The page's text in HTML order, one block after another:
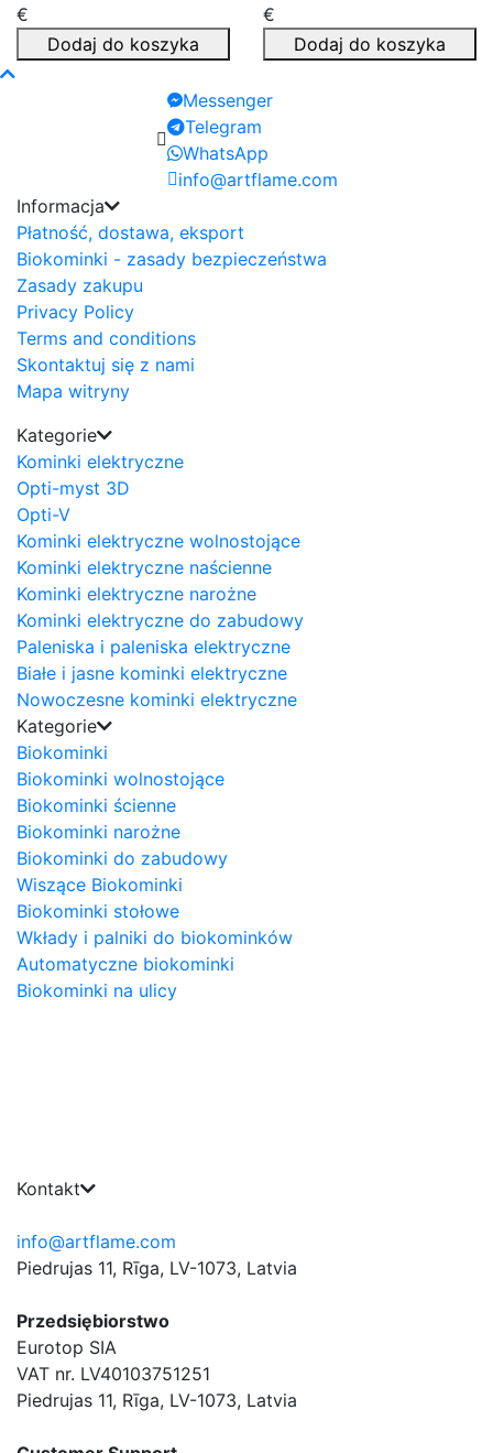
€
Dodaj do koszyka
€
Dodaj do koszyka
Messenger
Telegram
WhatsApp
info@artflame.com
Informacja
Płatność, dostawa, eksport
Biokominki - zasady bezpieczeństwa
Zasady zakupu
Privacy Policy
Terms and conditions
Skontaktuj się z nami
Mapa witryny
Kategorie
Kominki elektryczne
Opti-myst 3D
Opti-V
Kominki elektryczne wolnostojące
Kominki elektryczne naścienne
Kominki elektryczne narożne
Kominki elektryczne do zabudowy
Paleniska i paleniska elektryczne
Białe i jasne kominki elektryczne
Nowoczesne kominki elektryczne
Kategorie
Biokominki
Biokominki wolnostojące
Biokominki ścienne
Biokominki narożne
Biokominki do zabudowy
Wiszące Biokominki
Biokominki stołowe
Wkłady i palniki do biokominków
Automatyczne biokominki
Biokominki na ulicy
Kontakt
info@artflame.com
Piedrujas 11, Rīga, LV-1073, Latvia
Przedsiębiorstwo
Eurotop SIA
VAT nr. LV40103751251
Piedrujas 11, Rīga, LV-1073, Latvia